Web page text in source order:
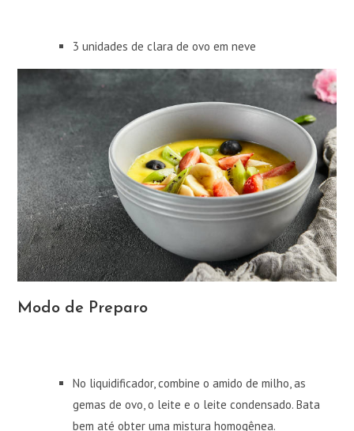
3 unidades de clara de ovo em neve
Modo de Preparo
No liquidificador, combine o amido de milho, as
gemas de ovo, o leite e o leite condensado. Bata
bem até obter uma mistura homogênea.